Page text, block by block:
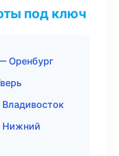
под ключ
Оренбург
Нижний